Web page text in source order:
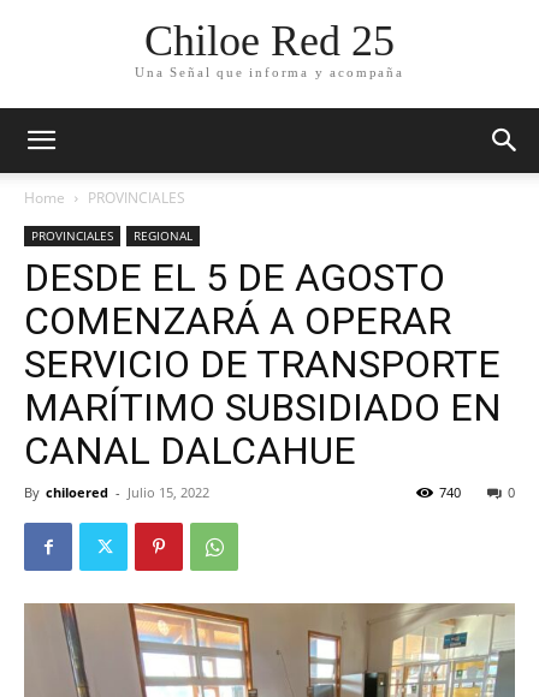
Chiloe Red 25
Una Señal que informa y acompaña
Home PROVINCIALES
PROVINCIALES REGIONAL
DESDE EL 5 DE AGOSTO
COMENZARÁ A OPERAR
SERVICIO DE TRANSPORTE
MARÍTIMO SUBSIDIADO EN
CANAL DALCAHUE
By chiloered - Julio 15, 2022 0
740